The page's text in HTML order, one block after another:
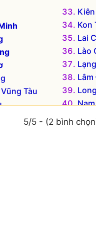
Vũng Tàu
Kon
Lai
Lào
5/5 - (2 bình